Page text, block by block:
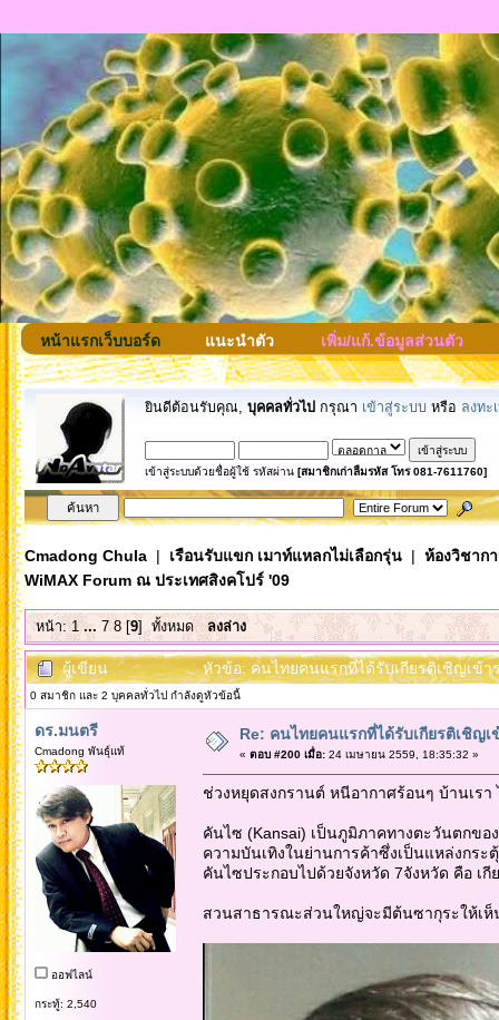
หน้าแรกเว็บบอร์ด แนะนำตัว เพิ่ม/แก้.ข้อมูลส่วนตัว
ยินดีต้อนรับคุณ, บุคคลทั่วไป กรุณา เข้าสู่ระบบ หรือ ลงทะ
เข้าสู่ระบบด้วยชื่อผู้ใช้ รหัสผ่าน [สมาชิกเก่าลืมรหัส โทร 081-7611760]
Cmadong Chula| เรือนรับแขก เมาท์แหลกไม่เลือกรุ่น| ห้องวิชาก
WiMAX Forum ณ ประเทศสิงคโปร์ '09
หน้า:1 ... 7 8[9] ทั้งหมด ลงล่าง
ผู้เขียน หัวข้อ: คนไทยคนแรกที่ได้รับเกียรติเชิญเข้า
0 สมาชิก และ 2 บุคคลทั่วไป กำลังดูหัวข้อนี้
ดร.มนตรี
Cmadong พันธุ์แท้
ออฟไลน์
กระทู้: 2,540
Re: คนไทยคนแรกที่ได้รับเกียรติเชิญ
« ตอบ #200 เมื่อ:24 เมษายน 2559, 18:35:32 »
ช่วงหยุดสงกรานต์ หนีอากาศร้อนๆ บ้านเร
คันไซ (Kansai) เป็นภูมิภาคทางตะวันตกขอ
ความบันเทิงในย่านการค้าซึ่งเป็นแหล่งกระ
คันไซประกอบไปด้วยจังหวัด 7จังหวัด คือ เ
สวนสาธารณะส่วนใหญ่จะมีต้นซากุระให้เห็